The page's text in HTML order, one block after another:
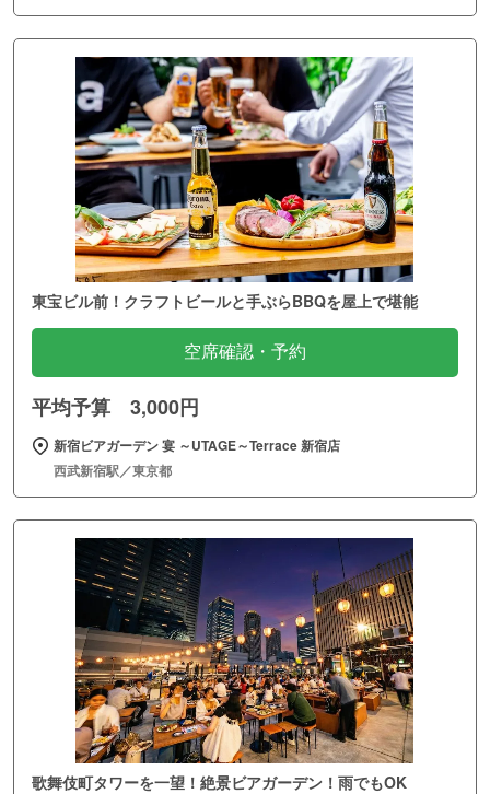
東宝ビル前！クラフトビールと手ぶらBBQを屋上で堪能
空席確認・予約
平均予算 3,000円
新宿ビアガーデン 宴 ～UTAGE～Terrace 新宿店
西武新宿駅／東京都
歌舞伎町タワーを一望！絶景ビアガーデン！雨でもOK